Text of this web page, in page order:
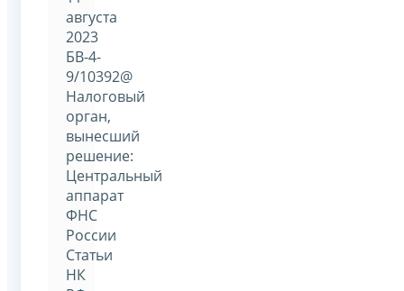
августа
2023
БВ-4-
9/10392@
Налоговый
орган,
вынесший
решение:
Центральный
аппарат
ФНС
России
Статьи
НК